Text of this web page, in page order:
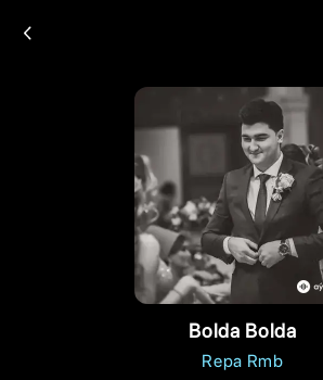
Bolda Bolda
Repa Rmb